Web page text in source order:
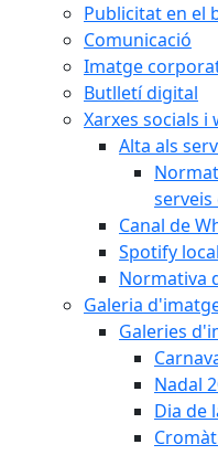
Publicitat en el
Comunicació
Imatge
Butlletí digital
Xarxes socials i
Alta als
serveis
Canal de
Spotify local
Normativa
Galeria
Galeries
Nadal
Dia de